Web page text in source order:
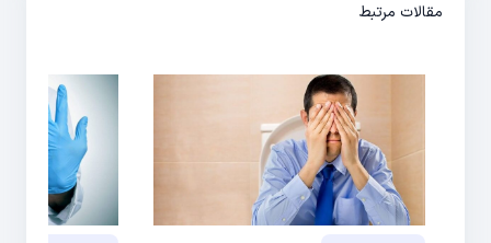
مقالات مرتبط